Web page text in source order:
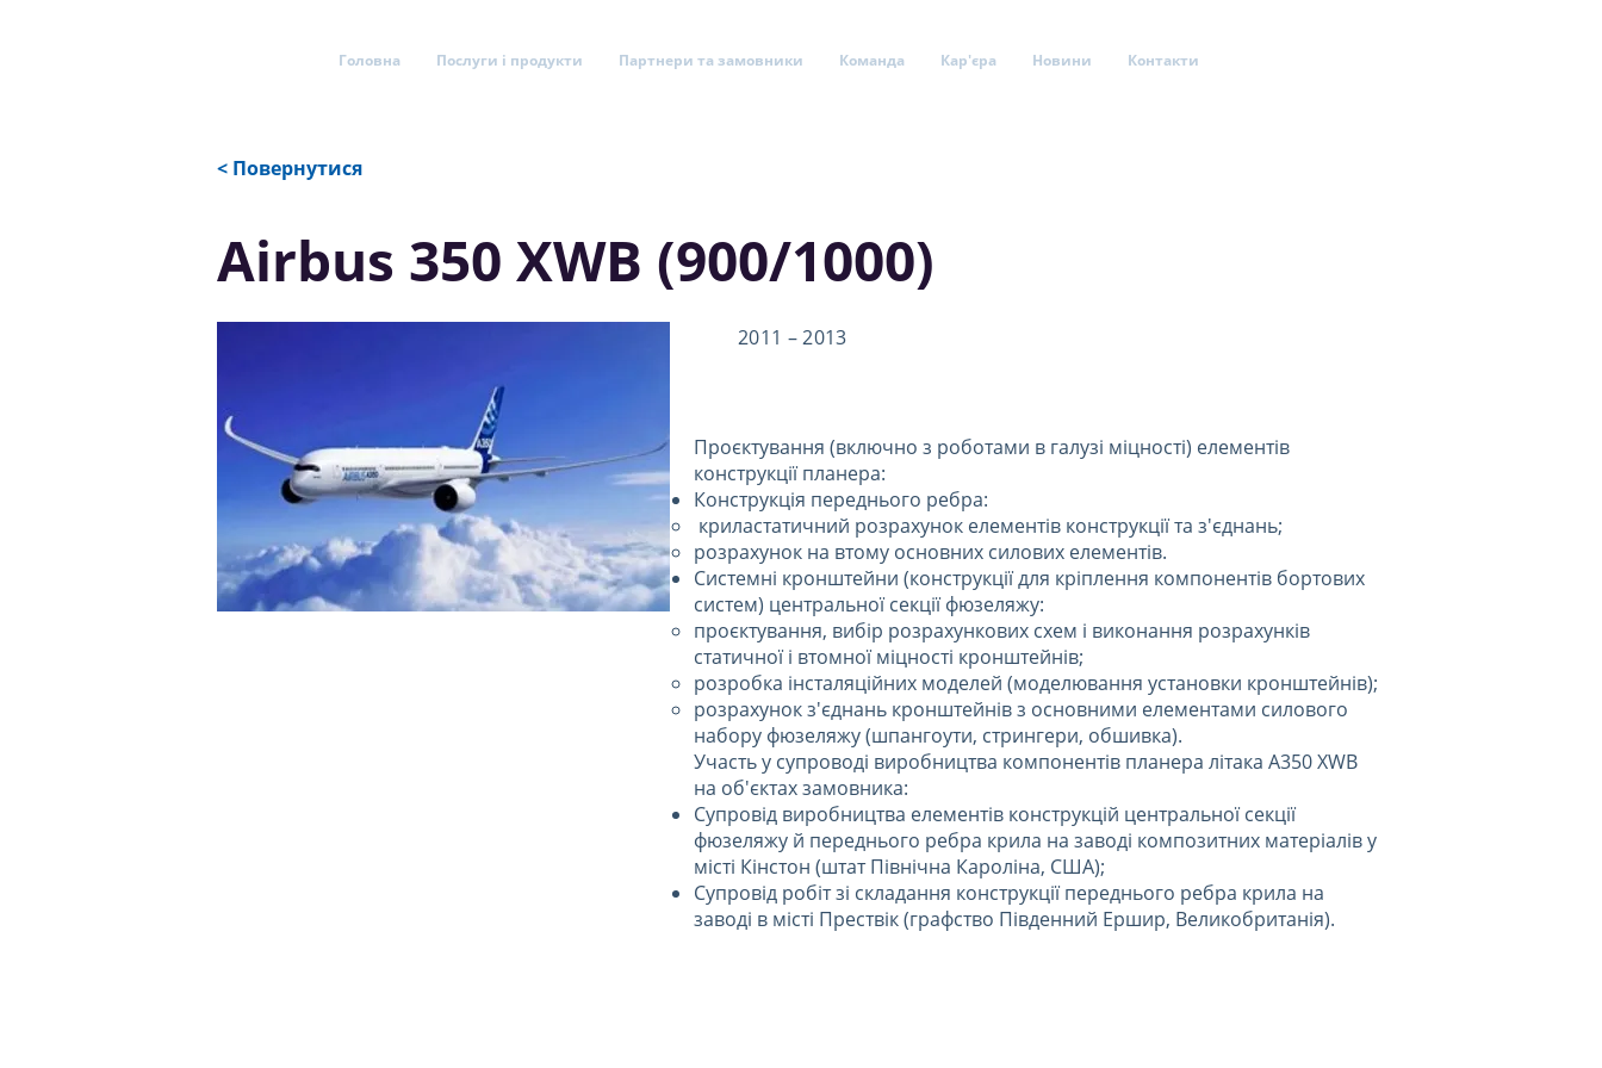
Головна Послуги і продукти Партнери та замовники Команда Кар'єра Новини Контакти
< Повернутися
Airbus 350 XWB (900/1000)
2011 – 2013
Проєктування (включно з роботами в галузі міцності) елементів
конструкції планера:
Конструкція переднього ребра:
криластатичний розрахунок елементів конструкції та з'єднань;
розрахунок на втому основних силових елементів.
Cистемні кронштейни (конструкції для кріплення компонентів бортових
систем) центральної секції фюзеляжу:
проєктування, вибір розрахункових схем і виконання розрахунків
статичної і втомної міцності кронштейнів;
розробка інсталяційних моделей (моделювання установки кронштейнів);
розрахунок з'єднань кронштейнів з основними елементами силового
набору фюзеляжу (шпангоути, стрингери, обшивка).
Участь у супроводі виробництва компонентів планера літака A350 XWB
на об'єктах замовника:
Супровід виробництва елементів конструкцій центральної секції
фюзеляжу й переднього ребра крила на заводі композитних матеріалів у
місті Кінстон (штат Північна Кароліна, США);
Супровід робіт зі складання конструкції переднього ребра крила на
заводі в місті Прествік (графство Південний Ершир, Великобританія).